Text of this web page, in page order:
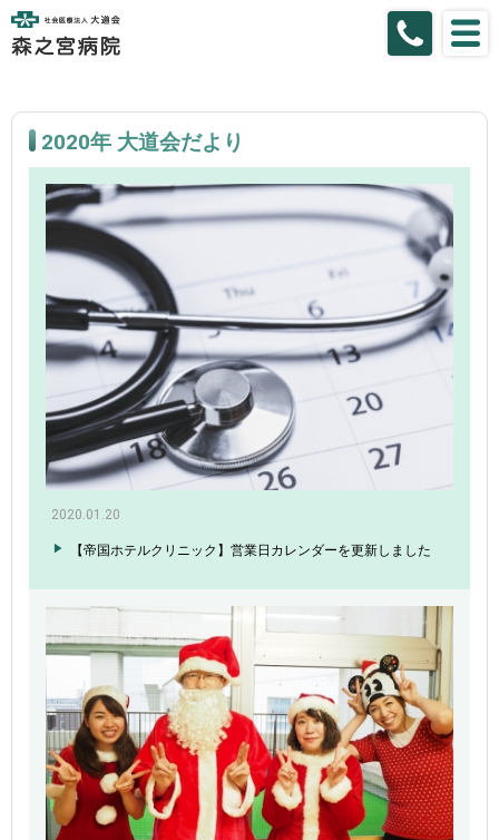
2020年 大道会だより
2020.01.20
【帝国ホテルクリニック】営業日カレンダーを更新しました